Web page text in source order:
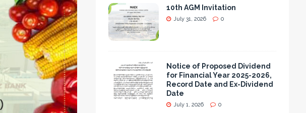
10th AGM Invitation
July 31, 2026 0
Notice of Proposed Dividend
for Financial Year 2025-2026,
Record Date and Ex-Dividend
Date
July 1, 2026 0